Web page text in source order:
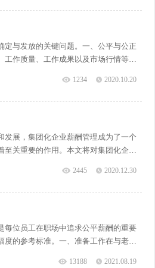
与发放的关键问题。一、公平与公正
工作质量、工作成果以及市场行情等因
绩效导向
1234 2020.10.20
展，集团化企业薪酬管理成为了一个
关重要的作用。本文将对集团化企业
虑到市
2445 2020.12.30
每位员工在职场中追求公平薪酬的重要
的参考标准。一、准备工作在与老板
13188 2021.08.19